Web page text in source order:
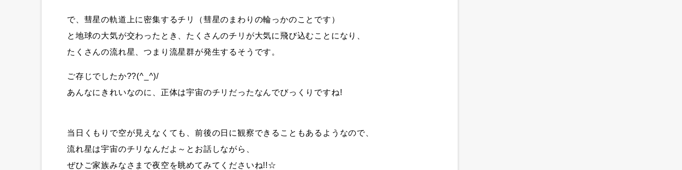
で、彗星の軌道上に密集するチリ（彗星のまわりの輪っかのことです）
と地球の大気が交わったとき、たくさんのチリが大気に飛び込むことになり、
たくさんの流れ星、つまり流星群が発生するそうです。
ご存じでしたか??(^_^)/
あんなにきれいなのに、正体は宇宙のチリだったなんでびっくりですね!
当日くもりで空が見えなくても、前後の日に観察できることもあるようなので、
流れ星は宇宙のチリなんだよ～とお話しながら、
ぜひご家族みなさまで夜空を眺めてみてくださいね!!☆